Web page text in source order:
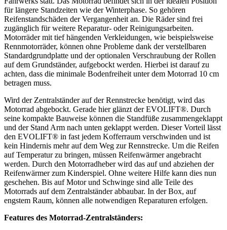
für längere Standzeiten wie der Winterphase. So gehören
Reifenstandschäden der Vergangenheit an. Die Räder sind frei
zugänglich für weitere Reparatur- oder Reinigungsarbeiten.
Motorräder mit tief hängenden Verkleidungen, wie beispielsweise
Rennmotorräder, können ohne Probleme dank der verstellbaren
Standardgrundplatte und der optionalen Verschraubung der Rollen
auf dem Grundständer, aufgebockt werden. Hierbei ist darauf zu
achten, dass die minimale Bodenfreiheit unter dem Motorrad 10 cm
betragen muss.
Wird der Zentralständer auf der Rennstrecke benötigt, wird das
Motorrad abgebockt. Gerade hier glänzt der EVOLIFT®. Durch
seine kompakte Bauweise können die Standfüße zusammengeklappt
und der Stand Arm nach unten geklappt werden. Dieser Vorteil lässt
den EVOLIFT® in fast jedem Kofferraum verschwinden und ist
kein Hindernis mehr auf dem Weg zur Rennstrecke. Um die Reifen
auf Temperatur zu bringen, müssen Reifenwärmer angebracht
werden. Durch den Motorradheber wird das auf und abziehen der
Reifenwärmer zum Kinderspiel. Ohne weitere Hilfe kann dies nun
geschehen. Bis auf Motor und Schwinge sind alle Teile des
Motorrads auf dem Zentralständer abbaubar. In der Box, auf
engstem Raum, können alle notwendigen Reparaturen erfolgen.
Features des Motorrad-Zentralständers: